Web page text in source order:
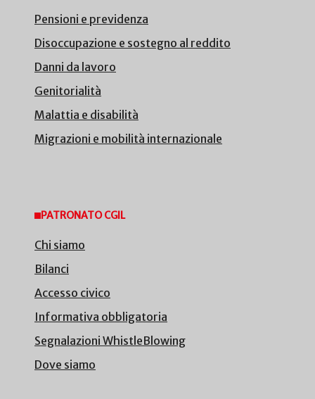
Pensioni e previdenza
Disoccupazione e sostegno al reddito
Danni da lavoro
Genitorialità
Malattia e disabilità
Migrazioni e mobilità internazionale
PATRONATO CGIL
Chi siamo
Bilanci
Accesso civico
Informativa obbligatoria
Segnalazioni WhistleBlowing
Dove siamo